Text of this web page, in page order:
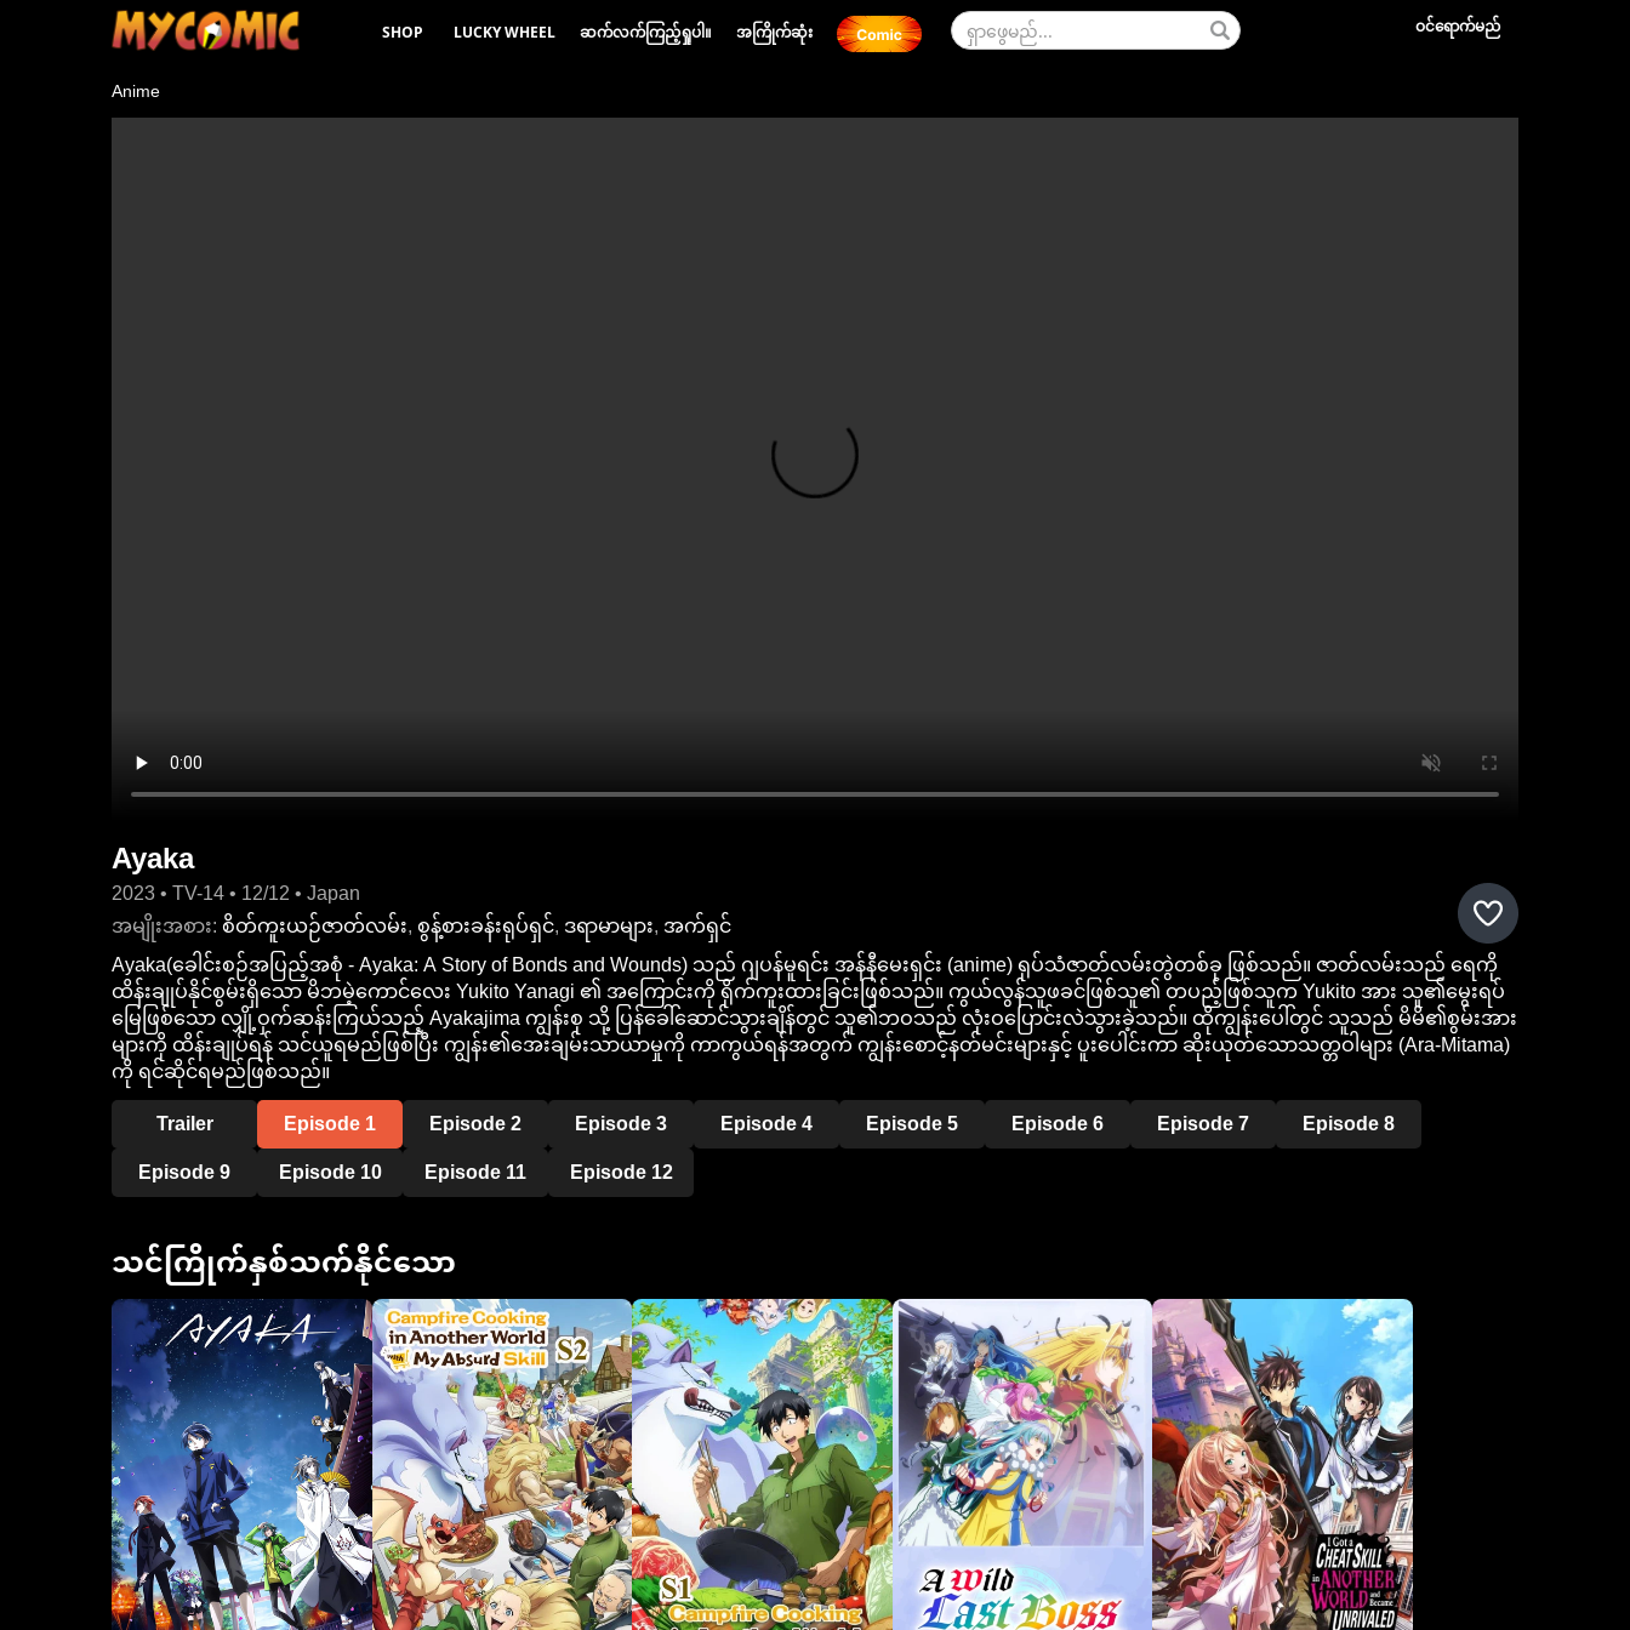
SHOP LUCKY WHEEL ဆက်လက်ကြည့်ရှုပါ။ အကြိုက်ဆုံး ဝင်ရောက်မည်
Anime
Ayaka
2023 • TV-14 • 12/12 • Japan
အမျိုးအစား:စိတ်ကူးယဉ်ဇာတ်လမ်း,စွန့်စားခန်းရုပ်ရှင်,ဒရာမာများ,အက်ရှင်
Ayaka(ခေါင်းစဉ်အပြည့်အစုံ - Ayaka: A Story of Bonds and Wounds) သည် ဂျပန်မူရင်း အန်နီမေးရှင်း (anime) ရုပ်သံဇာတ်လမ်းတွဲတစ်ခု ဖြစ်သည်။ ဇာတ်လမ်းသည် ရေကို
ထိန်းချုပ်နိုင်စွမ်းရှိသော မိဘမဲ့ကောင်လေး Yukito Yanagi ၏ အကြောင်းကို ရိုက်ကူးထားခြင်းဖြစ်သည်။ ကွယ်လွန်သူဖခင်ဖြစ်သူ၏ တပည့်ဖြစ်သူက Yukito အား သူ၏မွေးရပ်
မြေဖြစ်သော လျှို့ဝှက်ဆန်းကြယ်သည့် Ayakajima ကျွန်းစု သို့ ပြန်ခေါ်ဆောင်သွားချိန်တွင် သူ၏ဘဝသည် လုံးဝပြောင်းလဲသွားခဲ့သည်။ ထိုကျွန်းပေါ်တွင် သူသည် မိမိ၏စွမ်းအား
များကို ထိန်းချုပ်ရန် သင်ယူရမည်ဖြစ်ပြီး ကျွန်း၏အေးချမ်းသာယာမှုကို ကာကွယ်ရန်အတွက် ကျွန်းစောင့်နတ်မင်းများနှင့် ပူးပေါင်းကာ ဆိုးယုတ်သောသတ္တဝါများ (Ara-Mitama)
ကို ရင်ဆိုင်ရမည်ဖြစ်သည်။
Trailer
Episode 1 Episode 2 Episode 3 Episode 4 Episode 5 Episode 6 Episode 7
Episode 8
Episode 9
Episode 10 Episode 11 Episode 12
သင်ကြိုက်နှစ်သက်နိုင်သော